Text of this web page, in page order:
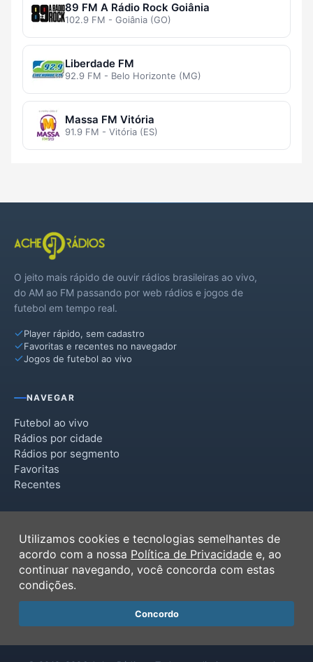
89 FM A Rádio Rock Goiânia
102.9 FM - Goiânia (GO)
Liberdade FM
92.9 FM - Belo Horizonte (MG)
Massa FM Vitória
91.9 FM - Vitória (ES)
O jeito mais rápido de ouvir rádios brasileiras ao vivo,
do AM ao FM passando por web rádios e jogos de
futebol em tempo real.
Player rápido, sem cadastro
Favoritas e recentes no navegador
Jogos de futebol ao vivo
NAVEGAR
Futebol ao vivo
Rádios por cidade
Rádios por segmento
Favoritas
Recentes
Termos de Uso
Política de Privacidade
Ferramentas
Contato
Utilizamos cookies e tecnologias semelhantes de
acordo com a nossa Política de Privacidade e, ao
continuar navegando, você concorda com estas
condições.
Concordo